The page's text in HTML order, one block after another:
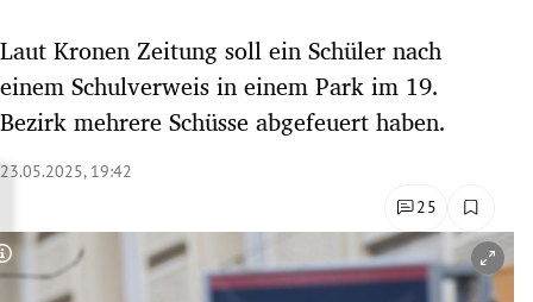
Untermenü
Untermenü
Untermenü
Laut Kronen Zeitung soll ein Schüler nach
einem Schulverweis in einem Park im 19.
Bezirk mehrere Schüsse abgefeuert haben.
23.05.2025, 19:42
25
Copyright-Hinweis öffnen/schließen